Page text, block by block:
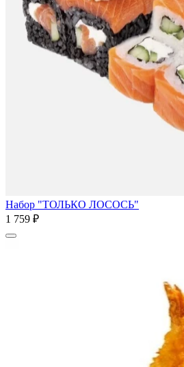
Набор "ТОЛЬКО ЛОСОСЬ"
1 759 ₽